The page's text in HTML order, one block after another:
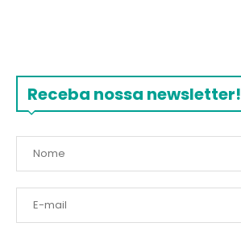
Receba nossa newsletter!